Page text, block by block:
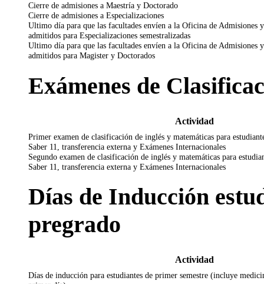
Cierre de admisiones a Maestría y Doctorado
Cierre de admisiones a Especializaciones
Ultimo día para que las facultades envíen a la Oficina de Admisiones
admitidos para Especializaciones semestralizadas
Ultimo día para que las facultades envíen a la Oficina de Admisiones
admitidos para Magister y Doctorados
Exámenes de
Actividad
Primer examen de clasificación de inglés y matemáticas para
Saber 11, transferencia externa y Exámenes Internacionales
Segundo examen de clasificación de inglés y matemáticas para
Saber 11, transferencia externa y Exámenes Internacionales
Días de Inducción
pregrado
Actividad
Días de inducción para estudiantes de primer semestre (incluye